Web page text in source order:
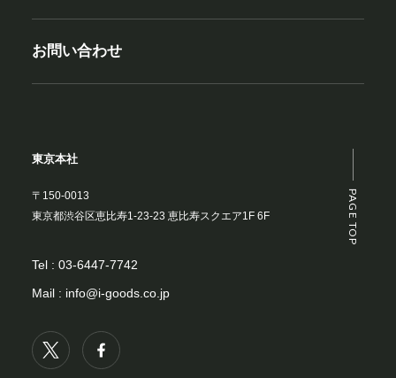
PAGE TOP
お問い合わせ
東京本社
〒150-0013
東京都渋谷区恵比寿1-23-23 恵比寿スクエア1F 6F
Tel : 03-6447-7742
Mail : info@i-goods.co.jp